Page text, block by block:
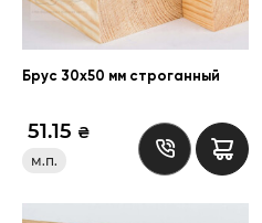
Брус 30х50 мм строганный
₴
51.15
м.п.